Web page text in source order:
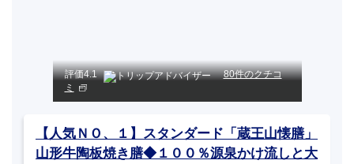
評価4.1
80件のクチコ
ミ
【人気ＮＯ、１】スタンダード「蔵王山懐膳」
山形牛陶板焼き膳◆１００％源泉かけ流しと大